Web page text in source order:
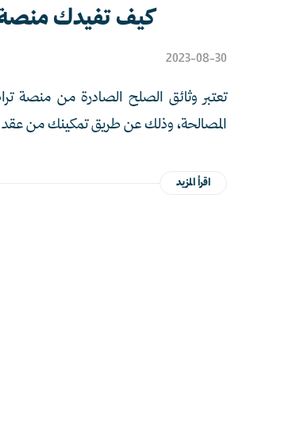
كيف تفيدك منصة
2023-08-30
تعتبر وثائق الصلح الصادرة من منصة
المصالحة، وذلك عن طريق تمكينك من عقد
اقرأ المزيد